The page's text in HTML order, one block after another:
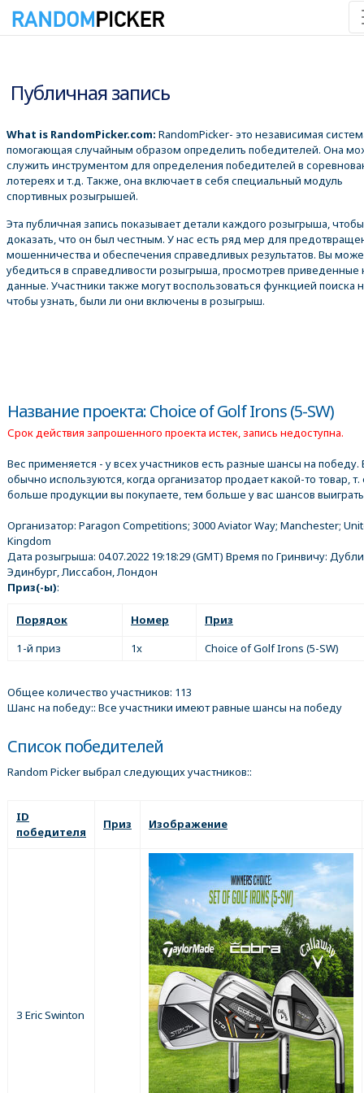
Публичная запись
What is RandomPicker.com: RandomPicker- это независимая
помогающая случайным образом определить победителей. Она
служить инструментом для определения победителей в
лотереях и т.д. Также, она включает в себя специальный модуль
спортивных розыгрышей.
Эта публичная запись показывает детали каждого розыгрыша, чтобы
доказать, что он был честным. У нас есть ряд мер для
мошенничества и обеспечения справедливых результатов. Вы
убедиться в справедливости розыгрыша, просмотрев приведенные
данные. Участники также могут воспользоваться функцией поиска
чтобы узнать, были ли они включены в розыгрыш.
Название проекта: Choice of Golf Irons (5-SW)
Срок действия запрошенного проекта истек, запись недоступна.
Вес применяется - у всех участников есть разные шансы на победу.
обычно используются, когда организатор продает какой-то товар,
больше продукции вы покупаете, тем больше у вас шансов
Организатор: Paragon Competitions; 3000 Aviator Way; Manchester;
Kingdom
Дата розыгрыша: 04.07.2022 19:18:29(GMT) Время по Гринвичу:
Эдинбург, Лиссабон, Лондон
Приз(-ы):
Порядок Номер
Приз
1-й приз
1x Choice of Golf Irons (5-SW)
Общее количество участников: 113
Шанс на победу:: Все участники имеют равные шансы на победу
Список победителей
Random Picker выбрал следующих участников::
ID
победителя
Приз Изображение
3 Eric Swinton